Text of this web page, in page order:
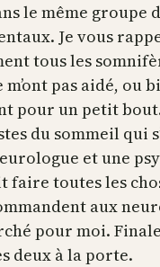
le même groupe
Je vous
tous les
pas aidé, ou
pour un petit bout.
du sommeil qui
et une
faire toutes les
aux
pour moi.
deux à la porte.